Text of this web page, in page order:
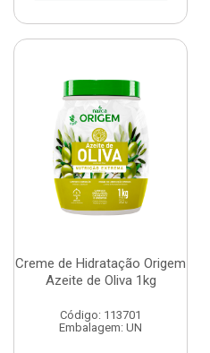
Creme de Hidratação Origem
Azeite de Oliva 1kg
Código: 113701
Embalagem: UN